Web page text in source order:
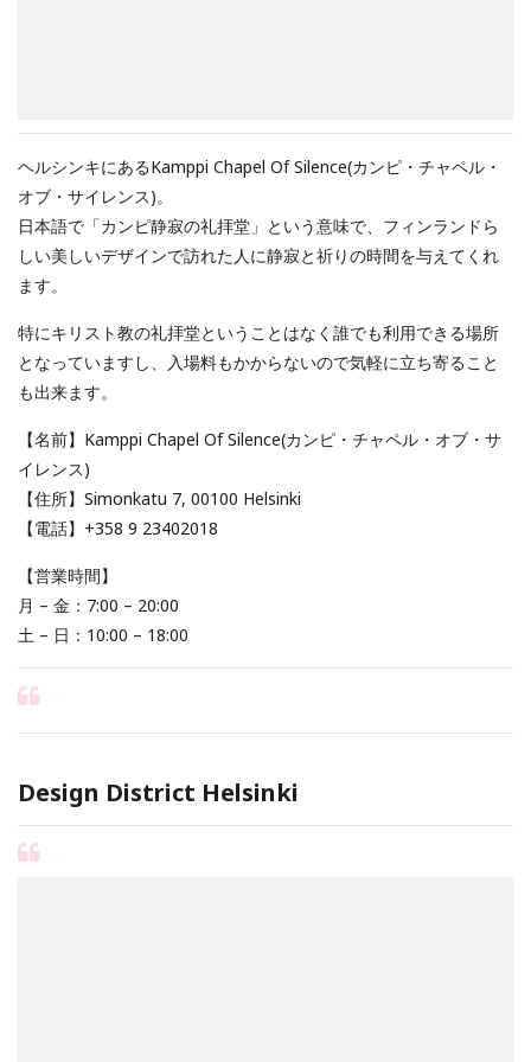
ヘルシンキにあるKamppi Chapel Of Silence(カンピ・チャペル・
オブ・サイレンス)。
日本語で「カンピ静寂の礼拝堂」という意味で、フィンランドら
しい美しいデザインで訪れた人に静寂と祈りの時間を与えてくれ
ます。
特にキリスト教の礼拝堂ということはなく誰でも利用できる場所
となっていますし、入場料もかからないので気軽に立ち寄ること
も出来ます。
【名前】Kamppi Chapel Of Silence(カンピ・チャペル・オブ・サ
イレンス)
【住所】Simonkatu 7, 00100 Helsinki
【電話】+358 9 23402018
【営業時間】
月 – 金：7:00 – 20:00
土 – 日：10:00 – 18:00
Design District Helsinki